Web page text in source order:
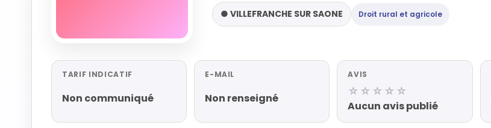
● VILLEFRANCHE SUR SAONE Droit rural et agricole
TARIF INDICATIF
Non communiqué
E-MAIL
Non renseigné
AVIS
☆☆☆☆☆
Aucun avis publié